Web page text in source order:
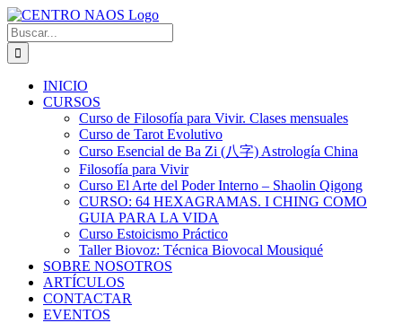
Saltar
al
contenido
Buscar:
INICIO
CURSOS
Curso de Filosofía para Vivir. Clases mensuales
Curso de Tarot Evolutivo
Curso Esencial de Ba Zi (八字) Astrología China
Filosofía para Vivir
Curso El Arte del Poder Interno – Shaolin Qigong
CURSO: 64 HEXAGRAMAS. I CHING COMO
GUIA PARA LA VIDA
Curso Estoicismo Práctico
Taller Biovoz: Técnica Biovocal Mousiqué
SOBRE NOSOTROS
ARTÍCULOS
CONTACTAR
EVENTOS